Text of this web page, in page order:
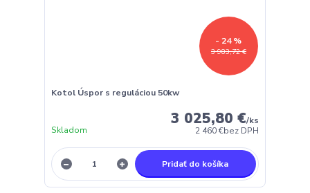
3 983,72 €
- 24 %
Kotol Úspor s reguláciou 50kw
3 025,80 €/ks
2 460 €bez DPH
Skladom
Pridať do košíka